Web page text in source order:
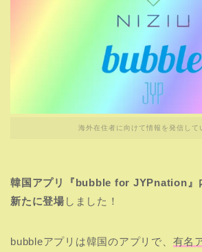
海外在住者に向けて情報を発信して
韓国アプリ『bubble for JYPnation』
新たに登場 しました！
bubbleアプリは韓国のアプリで、 有名